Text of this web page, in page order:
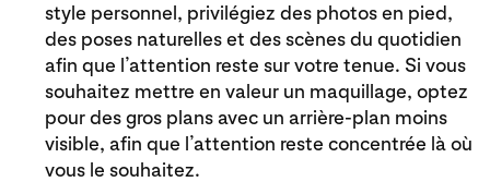
style personnel, privilégiez des photos en pied,
des poses naturelles et des scènes du quotidien
afin que l’attention reste sur votre tenue. Si vous
souhaitez mettre en valeur un maquillage, optez
pour des gros plans avec un arrière-plan moins
visible, afin que l’attention reste concentrée là où
vous le souhaitez.